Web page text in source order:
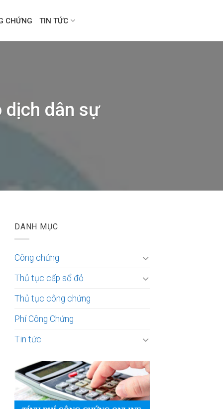
CHỨNG TIN TỨC
dịch dân sự
DANH MỤC
Công chứng
Thủ tục cấp sổ đỏ
Thủ tục công chứng
Phí Công Chứng
Tin tức